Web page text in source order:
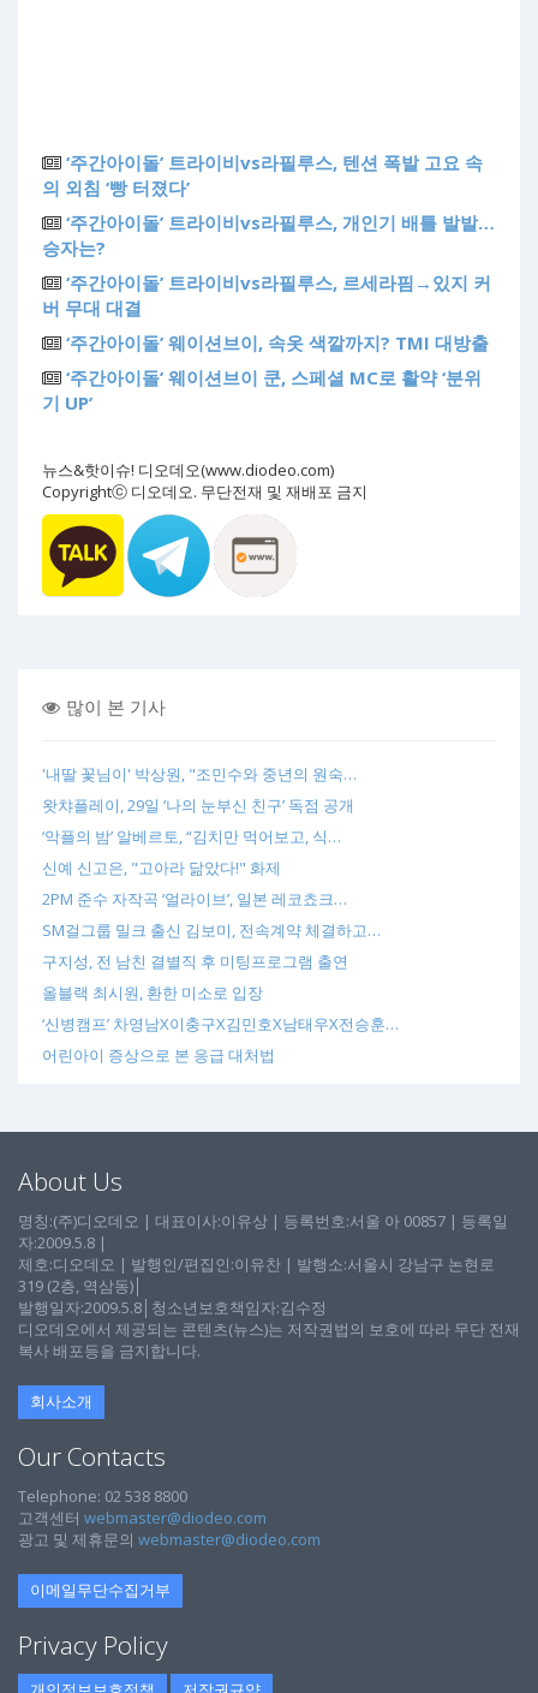
‘주간아이돌’ 트라이비vs라필루스, 텐션 폭발 고요 속
의 외침 ‘빵 터졌다’
‘주간아이돌’ 트라이비vs라필루스, 개인기 배틀 발발…
승자는?
‘주간아이돌’ 트라이비vs라필루스, 르세라핌→있지 커
버 무대 대결
‘주간아이돌’ 웨이션브이, 속옷 색깔까지? TMI 대방출
‘주간아이돌’ 웨이션브이 쿤, 스페셜 MC로 활약 ‘분위
기 UP’
뉴스&핫이슈! 디오데오(www.diodeo.com)
Copyrightⓒ 디오데오. 무단전재 및 재배포 금지
많이 본 기사
'내딸 꽃님이' 박상원, "조민수와 중년의 원숙…
왓챠플레이, 29일 ‘나의 눈부신 친구’ 독점 공개
‘악플의 밤’ 알베르토, “김치만 먹어보고, 식…
신예 신고은, "고아라 닮았다!" 화제
2PM 준수 자작곡 ‘얼라이브’, 일본 레코쵸크…
SM걸그룹 밀크 출신 김보미, 전속계약 체결하고…
구지성, 전 남친 결별직 후 미팅프로그램 출연
올블랙 최시원, 환한 미소로 입장
‘신병캠프’ 차영남X이충구X김민호X남태우X전승훈…
어린아이 증상으로 본 응급 대처법
About Us
명칭:(주)디오데오 | 대표이사:이유상 | 등록번호:서울 아 00857 | 등록일
자:2009.5.8 |
제호:디오데오 | 발행인/편집인:이유찬 | 발행소:서울시 강남구 논현로
319 (2층, 역삼동)│
발행일자:2009.5.8│청소년보호책임자:김수정
디오데오에서 제공되는 콘텐츠(뉴스)는 저작권법의 보호에 따라 무단 전재
복사 배포등을 금지합니다.
회사소개
Our Contacts
Telephone: 02 538 8800
고객센터 webmaster@diodeo.com
광고 및 제휴문의 webmaster@diodeo.com
이메일무단수집거부
Privacy Policy